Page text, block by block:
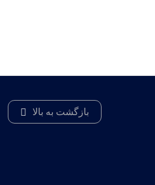
بازگشت به بالا